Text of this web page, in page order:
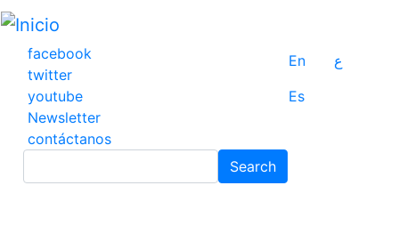
Pasar
contenido
principal
facebook
twitter
youtube
Newsletter
contáctanos
En
ع
Es
Search